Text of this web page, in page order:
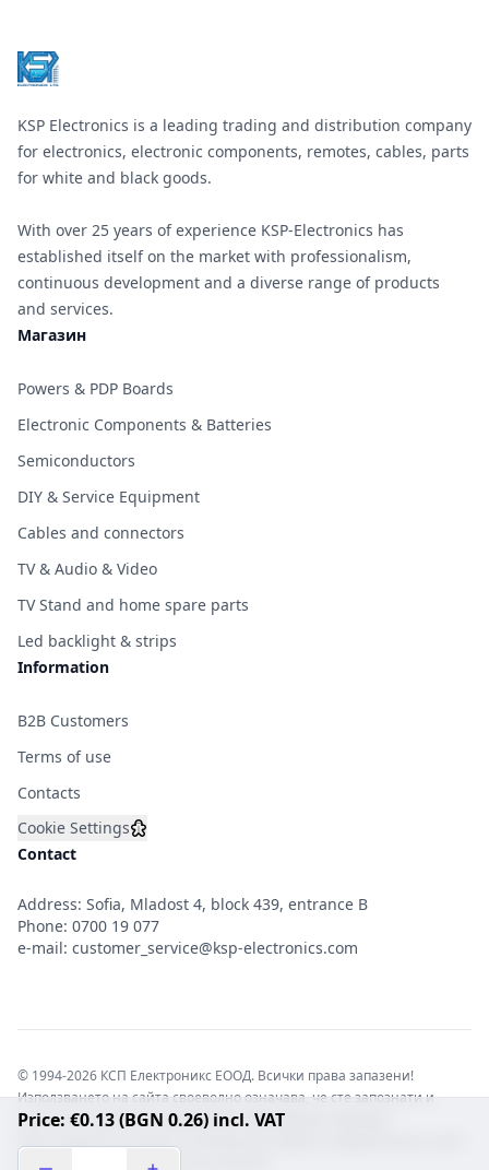
Price: €0.13 (BGN 0.26) incl. VAT
KSP Electronics is a leading trading and distribution company
for electronics, electronic components, remotes, cables, parts
for white and black goods.
With over 25 years of experience KSP-Electronics has
established itself on the market with professionalism,
continuous development and a diverse range of products
and services.
Магазин
Powers & PDP Boards
Electronic Components & Batteries
Semiconductors
DIY & Service Equipment
Cables and connectors
TV & Audio & Video
TV Stand and home spare parts
Led backlight & strips
Information
B2B Customers
Terms of use
Contacts
Cookie Settings
Contact
Address: Sofia, Mladost 4, block 439, entrance B
Phone: 0700 19 077
e-mail: customer_service@ksp-electronics.com
© 1994-2026 КСП Електроникс ЕООД. Всички права запазени!
Използването на сайта своеволно означава, че сте запознати и
съгласни с правната информация обвързваща софтуера.
отговорност с цялата сила на закона!b